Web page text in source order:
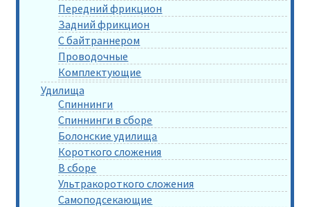
Передний фрикцион
Задний фрикцион
С байтраннером
Проводочные
Комплектующие
Удилища
Спиннинги
Спиннинги в сборе
Болонские удилища
Короткого сложения
В сборе
Ультракороткого сложения
Самоподсекающие